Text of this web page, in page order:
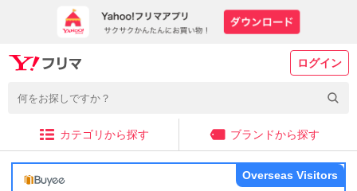
ログイン
カテゴリから探す ブランドから探す
Overseas Visitors